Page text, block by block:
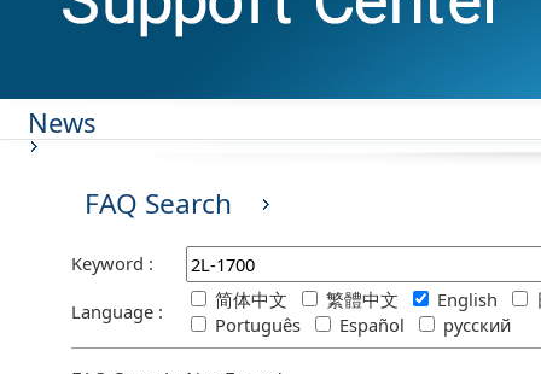
News
FAQ Search
Keyword :
Language :
简体中文 繁體中文 English
Português
Español русский